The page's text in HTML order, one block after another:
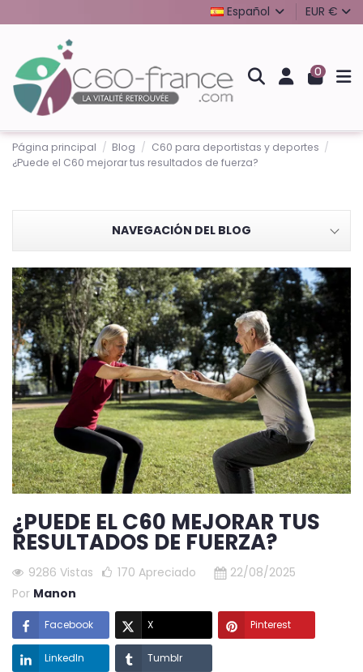
Español EUR €
0
Página principal Blog
C60 para deportistas y deportes
¿Puede el C60 mejorar tus resultados de fuerza?
NAVEGACIÓN DEL BLOG
¿PUEDE EL C60 MEJORAR TUS
RESULTADOS DE FUERZA?
9286 Vistas 170 Apreciado
22/08/2025
Por Manon
Facebook X Pinterest
LinkedIn Tumblr